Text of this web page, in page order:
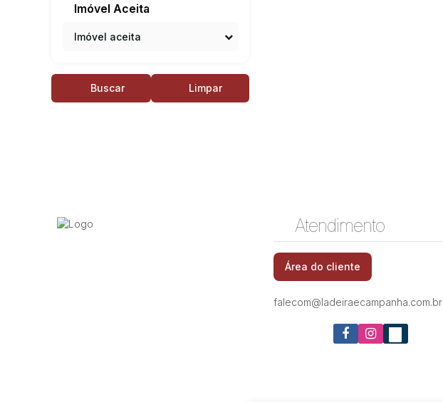
Imóvel Aceita
Imóvel aceita
Buscar Limpar
Atendimento
Área do cliente
falecom@ladeiraecampanha.com.br